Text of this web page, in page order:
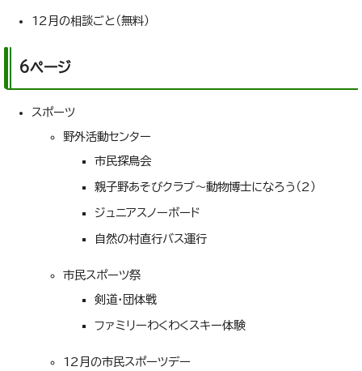
12月の相談ごと（無料）
6ページ
スポーツ
野外活動センター
市民探鳥会
親子野あそびクラブ～動物博士になろう（2）
ジュニアスノーボード
自然の村直行バス運行
市民スポーツ祭
剣道・団体戦
ファミリーわくわくスキー体験
12月の市民スポーツデー